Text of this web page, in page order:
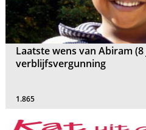
Laatste wens van Abiram
verblijfsvergunning
1.865